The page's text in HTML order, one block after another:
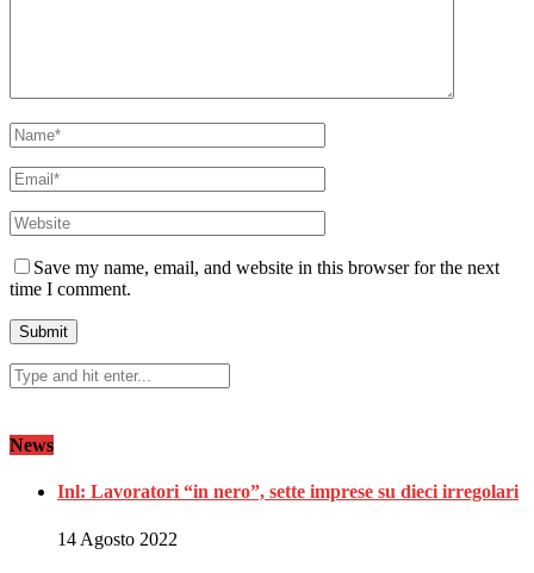
Save my name, email, and website in this browser for the next
time I comment.
News
Inl: Lavoratori “in nero”, sette imprese su dieci irregolari
14 Agosto 2022